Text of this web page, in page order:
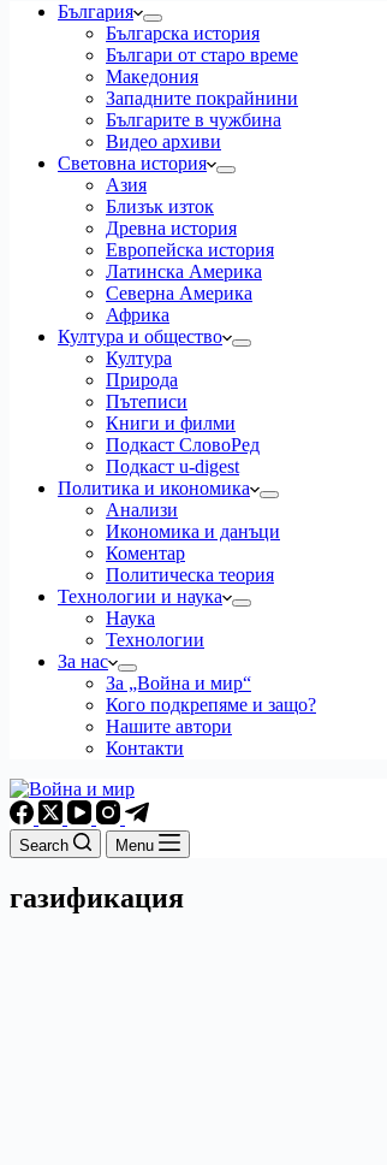
България
Българска история
Българи от старо време
Македония
Западните покрайнини
Българите в чужбина
Видео архиви
Световна история
Азия
Близък изток
Древна история
Европейска история
Латинска Америка
Северна Америка
Африка
Култура и общество
Култура
Природа
Пътеписи
Книги и филми
Подкаст СловоРед
Подкаст u-digest
Политика и икономика
Анализи
Икономика и данъци
Коментар
Политическа теория
Технологии и наука
Наука
Технологии
За нас
За „Война и мир“
Кого подкрепяме и защо?
Нашите автори
Контакти
Search Menu
газификация